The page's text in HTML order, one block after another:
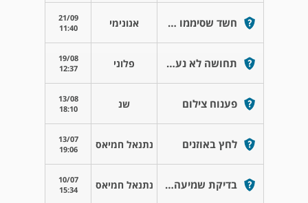
חשד שסיממו אותי אנונימי
21/09
11:40
תחושה לא נעמה בלוע פלוני
19/08
12:37
פענוח צילום שנ
13/08
18:10
לחץ באוזנים נתנאל חמיאס
13/07
19:06
בדיקת שמיעה ובדיקת טימנופטריה ! נתנאל חמיאס
10/07
15:34